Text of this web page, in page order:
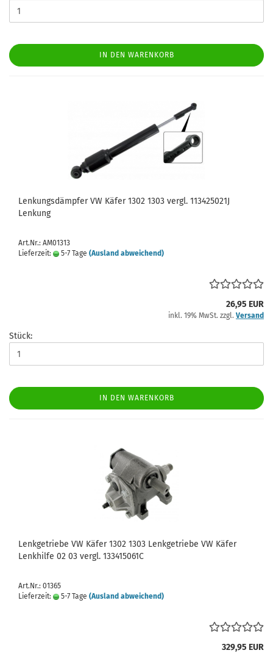
IN DEN WARENKORB
Lenkungsdämpfer VW Käfer 1302 1303 vergl. 113425021J
Lenkung
Art.Nr.: AM01313
Lieferzeit:
5-7 Tage (Ausland abweichend)
26,95 EUR
inkl. 19% MwSt. zzgl. Versand
Stück:
IN DEN WARENKORB
Lenkgetriebe VW Käfer 1302 1303 Lenkgetriebe VW Käfer
Lenkhilfe 02 03 vergl. 133415061C
Art.Nr.: 01365
Lieferzeit:
5-7 Tage (Ausland abweichend)
329,95 EUR